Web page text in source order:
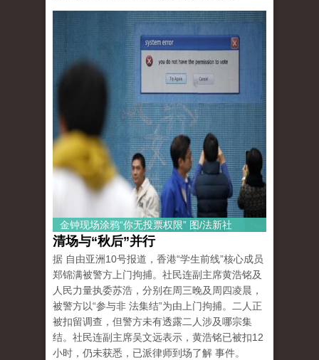
金钟现场涂鸦“你无投票权限” 图/法新社
清场与“秋后”并行
据 自由亚洲10号报道，香港“学生前线”核心成员
郑锦满被警方上门拘捕。社民连副主席黄浩铭及
人民力量执委苏浩，分别在周三晚及周四凌晨，
被警方以“参与非 法集结”为由上门拘捕。二人正
被扣留调查，但警方未有透露二人涉及哪宗集
结。社民连副主席吴文远表示，黄浩铭已被扣12
小时，仍未获悉，已派律师到场了解 事件。